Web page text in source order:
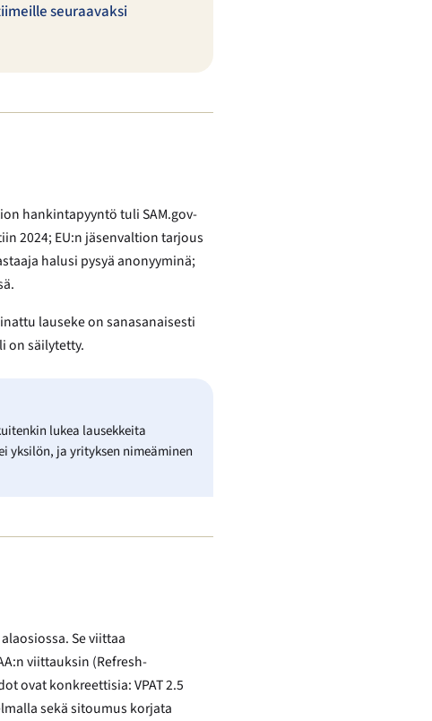
seuraavaksi
hankintapyyntö tuli SAM.gov-
2024; EU:n jäsenvaltion tarjous
halusi pysyä anonyyminä;
lauseke on sanasanaisesti
on säilytetty.
lukea lausekkeita
yksilön, ja yrityksen nimeäminen
Se viittaa
viittauksin (Refresh-
ovat konkreettisia: VPAT 2.5
sekä sitoumus korjata